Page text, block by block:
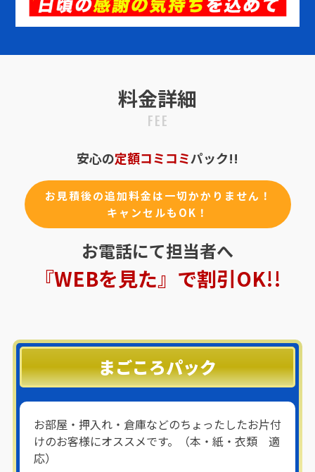
料金詳細
FEE
安心の定額コミコミパック!!
お見積後の追加料金は一切かかりません！
キャンセルもOK！
お電話にて担当者へ
『WEBを見た』で割引OK!!
まごころパック
お部屋・押入れ・倉庫などのちょったしたお片付
けのお客様にオススメです。（本・紙・衣類 適
応）